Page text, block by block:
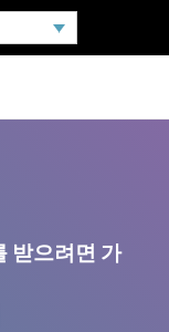
받으려면 가